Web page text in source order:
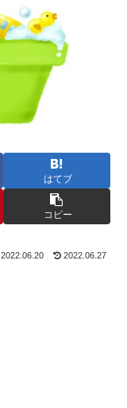
はてブ
コピー
2022.06.20 2022.06.27